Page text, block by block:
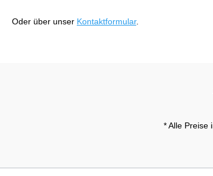
Oder über unser Kontaktformular.
* Alle Preise